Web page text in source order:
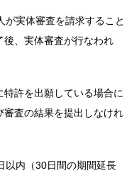
実体審査を請求すること
後、実体審査が行なわれ
許を出願している場合に
審査の結果を提出しなけれ
以内（30日間の期間延長